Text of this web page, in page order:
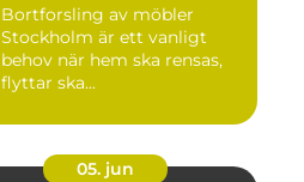
Bortforsling av möbler
Stockholm är ett vanligt
behov när hem ska rensas,
flyttar ska...
05. jun